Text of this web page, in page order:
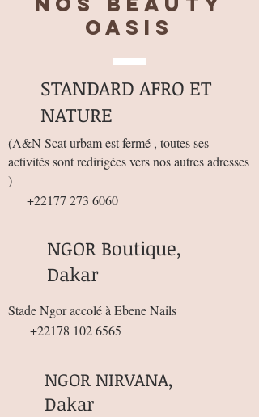
OASIS
STANDARD AFRO ET
NATURE
(A&N Scat urbam est fermé , toutes ses
activités sont redirigées vers nos autres adresses
)
+22177 273 6060
NGOR Boutique,
Dakar
Stade Ngor accolé à Ebene Nails
+22178 102 6565
NGOR NIRVANA,
Dakar